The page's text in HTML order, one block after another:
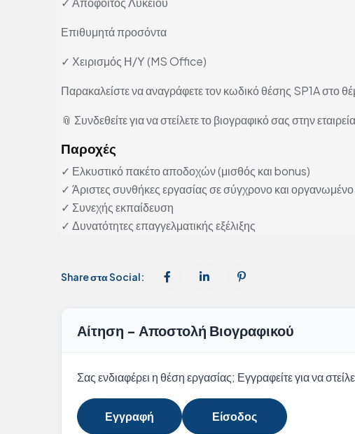
Επιθυμητά προσόντα
✓ Χειρισμός Η/Υ (MS Office)
Παρακαλείστε να αναγράφετε τον κωδικό θέσης SP1A στο
📎 Συνδεθείτε για να στείλετε το βιογραφικό σας στην
Παροχές
✓ Ελκυστικό πακέτο αποδοχών (μισθός και bonus)
✓ Άριστες συνθήκες εργασίας σε σύγχρονο και
✓ Συνεχής εκπαίδευση
✓ Δυνατότητες επαγγελματικής εξέλιξης
Share στα Social:
Αίτηση - Αποστολή Βιογραφικού
Σας ενδιαφέρει η θέση εργασίας; Εγγραφείτε για να
Εγγραφή Είσοδος